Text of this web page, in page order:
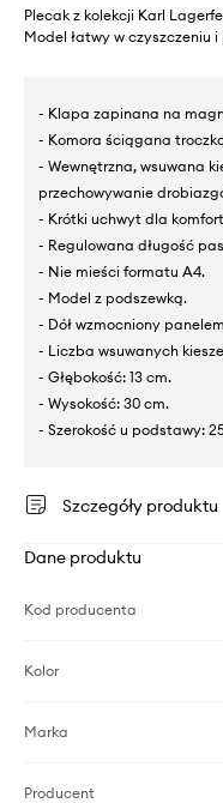
Plecak z kolekcji Karl
Model łatwy w czyszczeniu
- Klapa zapinana na
- Komora ściągana
- Wewnętrzna, wsuwana
przechowywanie
- Krótki uchwyt dla
- Regulowana długość
- Nie mieści formatu A4.
- Model z podszewką.
- Dół wzmocniony
- Liczba wsuwanych
- Głębokość: 13 cm.
- Wysokość: 30 cm.
- Szerokość u podstawy:
Szczegóły produktu
Dane produktu
Kod producenta
Kolor
Marka
Producent